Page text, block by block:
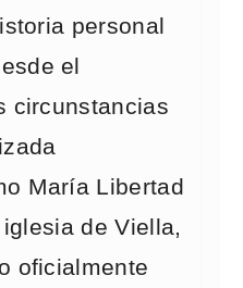
personal
el
circunstancias
María Libertad
de Viella,
oficialmente